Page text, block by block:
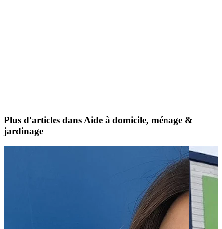
Plus d'articles dans Aide à domicile, ménage &
jardinage